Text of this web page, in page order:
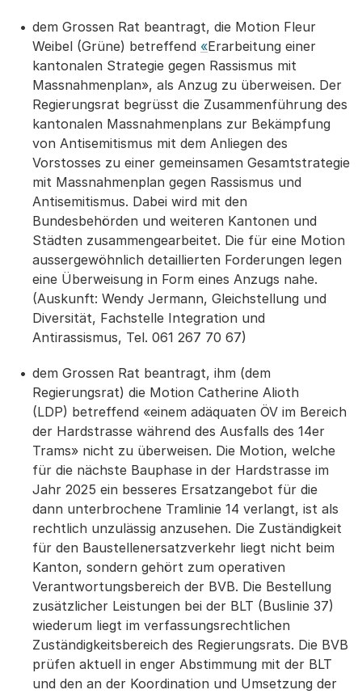
dem Grossen Rat beantragt, die Motion Fleur
Weibel (Grüne) betreffend «Erarbeitung einer
kantonalen Strategie gegen Rassismus mit
Massnahmenplan», als Anzug zu überweisen. Der
Regierungsrat begrüsst die Zusammenführung des
kantonalen Massnahmenplans zur Bekämpfung
von Antisemitismus mit dem Anliegen des
Vorstosses zu einer gemeinsamen Gesamtstrategie
mit Massnahmenplan gegen Rassismus und
Antisemitismus. Dabei wird mit den
Bundesbehörden und weiteren Kantonen und
Städten zusammengearbeitet. Die für eine Motion
aussergewöhnlich detaillierten Forderungen legen
eine Überweisung in Form eines Anzugs nahe.
(Auskunft: Wendy Jermann, Gleichstellung und
Diversität, Fachstelle Integration und
Antirassismus, Tel. 061 267 70 67)
dem Grossen Rat beantragt, ihm (dem
Regierungsrat) die Motion Catherine Alioth
(LDP) betreffend «einem adäquaten ÖV im Bereich
der Hardstrasse während des Ausfalls des 14er
Trams» nicht zu überweisen. Die Motion, welche
für die nächste Bauphase in der Hardstrasse im
Jahr 2025 ein besseres Ersatzangebot für die
dann unterbrochene Tramlinie 14 verlangt, ist als
rechtlich unzulässig anzusehen. Die Zuständigkeit
für den Baustellenersatzverkehr liegt nicht beim
Kanton, sondern gehört zum operativen
Verantwortungsbereich der BVB. Die Bestellung
zusätzlicher Leistungen bei der BLT (Buslinie 37)
wiederum liegt im verfassungsrechtlichen
Zuständigkeitsbereich des Regierungsrats. Die BVB
prüfen aktuell in enger Abstimmung mit der BLT
und den an der Koordination und Umsetzung der